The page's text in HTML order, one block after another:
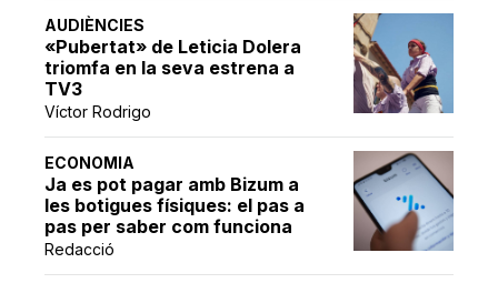
AUDIÈNCIES
«Pubertat» de Leticia Dolera
triomfa en la seva estrena a
TV3
Víctor Rodrigo
ECONOMIA
Ja es pot pagar amb Bizum a
les botigues físiques: el pas a
pas per saber com funciona
Redacció